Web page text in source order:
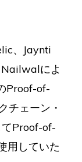
、Jaynti
によ
Proof-of-
チェーン・
てProof-of-
用していた